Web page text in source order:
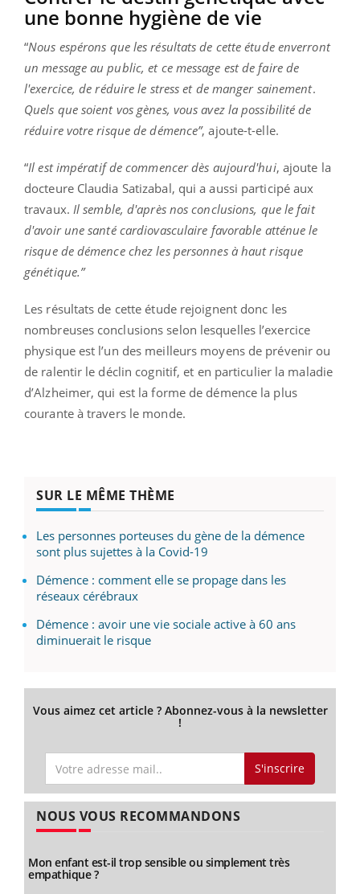
une bonne hygiène de vie
“Nous espérons que les résultats de cette étude enverront
un message au public, et ce message est de faire de
l'exercice, de réduire le stress et de manger sainement.
Quels que soient vos gènes, vous avez la possibilité de
réduire votre risque de démence”, ajoute-t-elle.
“Il est impératif de commencer dès aujourd'hui, ajoute la
docteure Claudia Satizabal, qui a aussi participé aux
travaux. Il semble, d'après nos conclusions, que le fait
d'avoir une santé cardiovasculaire favorable atténue le
risque de démence chez les personnes à haut risque
génétique.”
Les résultats de cette étude rejoignent donc les
nombreuses conclusions selon lesquelles l’exercice
physique est l’un des meilleurs moyens de prévenir ou
de ralentir le déclin cognitif, et en particulier la maladie
d’Alzheimer, qui est la forme de démence la plus
courante à travers le monde.
SUR LE MÊME THÈME
Les personnes porteuses du gène de la démence
sont plus sujettes à la Covid-19
Démence : comment elle se propage dans les
réseaux cérébraux
Démence : avoir une vie sociale active à 60 ans
diminuerait le risque
Vous aimez cet article ? Abonnez-vous à la newsletter
!
S'inscrire
NOUS VOUS RECOMMANDONS
Mon enfant est-il trop sensible ou simplement très
empathique ?